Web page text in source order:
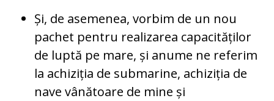
Și, de asemenea, vorbim de un nou
pachet pentru realizarea capacităților
de luptă pe mare, și anume ne referim
la achiziția de submarine, achiziția de
nave vânătoare de mine și